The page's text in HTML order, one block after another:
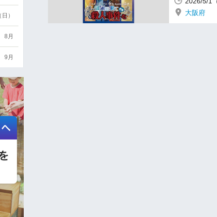
大阪府
）
8月
9月